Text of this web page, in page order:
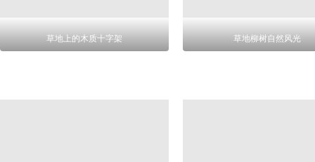
草地上的木质十字架 草地柳树自然风光